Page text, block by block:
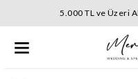
5.000 TL ve Üzeri